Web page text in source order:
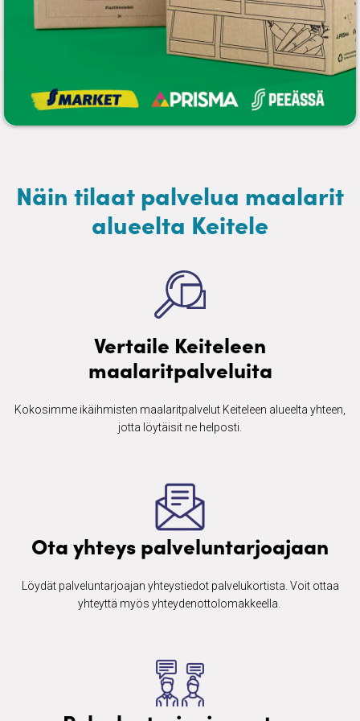
Näin tilaat palvelua maalarit
alueelta Keitele
Vertaile Keiteleen
maalaritpalveluita
Kokosimme ikäihmisten ​maalaritpalvelut Keiteleen alueelta yhteen,
jotta löytäisit ne helposti.
Ota yhteys palveluntarjoajaan
Löydät palveluntarjoajan yhteystiedot palvelukortista. Voit ottaa
yhteyttä myös yhteydenottolomakkeella. ​